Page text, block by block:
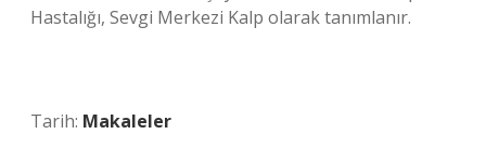
Hastalığı, Sevgi Merkezi Kalp olarak tanımlanır.
Tarih: Makaleler